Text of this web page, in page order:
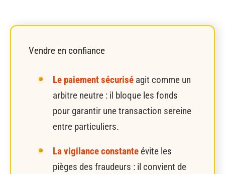
Vendre en confiance
Le paiement sécurisé agit comme un
arbitre neutre : il bloque les fonds
pour garantir une transaction sereine
entre particuliers.
La vigilance constante évite les
pièges des fraudeurs : il convient de